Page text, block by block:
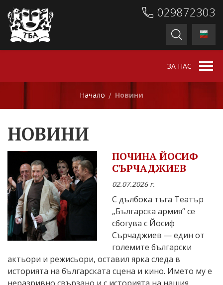
029872303
ЗА НАС
Начало / Новини
НОВИНИ
ПОЧИНА ЙОСИФ
СЪРЧАДЖИЕВ
02.07.2026 г.
С дълбока тъга Театър
„Българска армия“ се
сбогува с Йосиф
Сърчаджиев — един от
големите български
актьори и режисьори, оставил ярка следа в
историята на българската сцена и кино. Името му е